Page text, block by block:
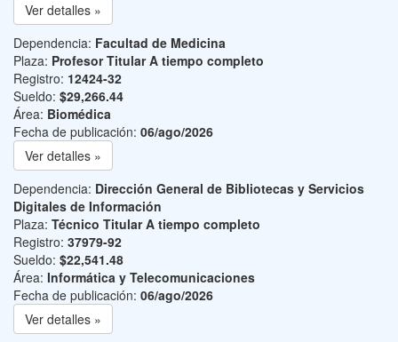
Ver detalles »
Dependencia: Facultad de Medicina
Plaza: Profesor Titular A tiempo completo
Registro: 12424-32
Sueldo: $29,266.44
Área: Biomédica
Fecha de publicación: 06/ago/2026
Ver detalles »
Dependencia: Dirección General de Bibliotecas y Servicios
Digitales de Información
Plaza: Técnico Titular A tiempo completo
Registro: 37979-92
Sueldo: $22,541.48
Área: Informática y Telecomunicaciones
Fecha de publicación: 06/ago/2026
Ver detalles »